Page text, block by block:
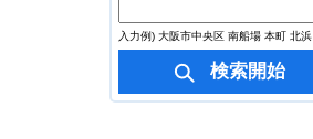
入力例) 大阪市中央区 南船場 本町 北浜